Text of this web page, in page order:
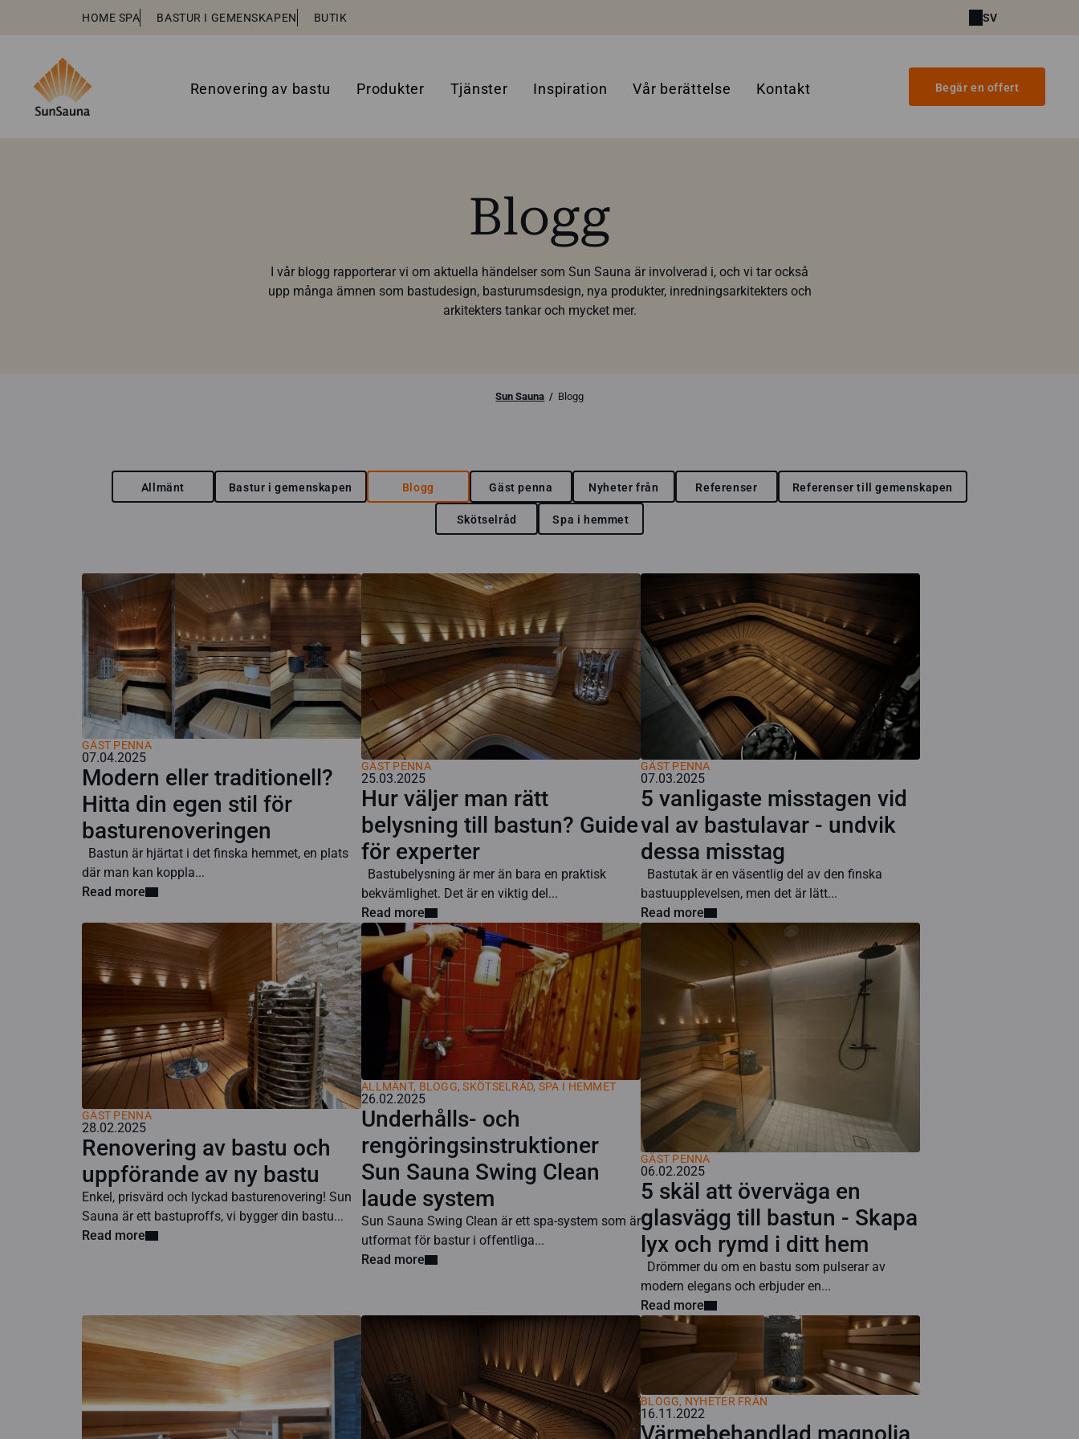
HOME SPA BASTUR I GEMENSKAPEN BUTIK SV
Renovering av bastu Produkter Tjänster Inspiration Vår berättelse Kontakt Begär en offert
Blogg
I vår blogg rapporterar vi om aktuella händelser som Sun Sauna är involverad i, och vi tar också
upp många ämnen som bastudesign, basturumsdesign, nya produkter, inredningsarkitekters och
arkitekters tankar och mycket mer.
Sun Sauna Blogg
Allmänt Bastur i gemenskapen Blogg Gäst penna Nyheter från Referenser Referenser till gemenskapen
Skötselråd Spa i hemmet
GÄST PENNA
07.04.2025
Modern eller traditionell?
Hitta din egen stil för
basturenoveringen
Bastun är hjärtat i det finska hemmet, en plats
där man kan koppla...
Read more
GÄST PENNA
25.03.2025
Hur väljer man rätt
belysning till bastun? Guide
för experter
Bastubelysning är mer än bara en praktisk
bekvämlighet. Det är en viktig del...
Read more
GÄST PENNA
07.03.2025
5 vanligaste misstagen vid
val av bastulavar - undvik
dessa misstag
Bastutak är en väsentlig del av den finska
bastuupplevelsen, men det är lätt...
Read more
GÄST PENNA
28.02.2025
Renovering av bastu och
uppförande av ny bastu
Enkel, prisvärd och lyckad basturenovering! Sun
Sauna är ett bastuproffs, vi bygger din bastu...
Read more
ALLMÄNT, BLOGG,SKÖTSELRÅD, SPA I HEMMET
26.02.2025
Underhålls- och
rengöringsinstruktioner
Sun Sauna Swing Clean
laude system
Sun Sauna Swing Clean är ett spa-system som är
utformat för bastur i offentliga...
Read more
GÄST PENNA
06.02.2025
5 skäl att överväga en
glasvägg till bastun - Skapa
lyx och rymd i ditt hem
Drömmer du om en bastu som pulserar av
modern elegans och erbjuder en...
Read more
BLOGG, NYHETER FRÅN
16.11.2022